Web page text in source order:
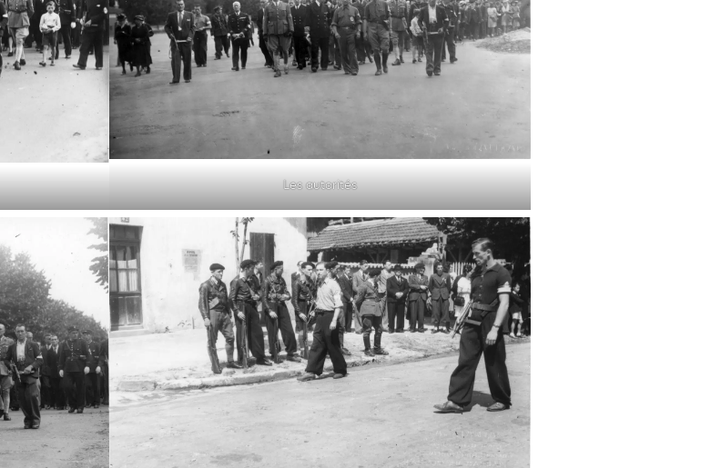
Les autorités